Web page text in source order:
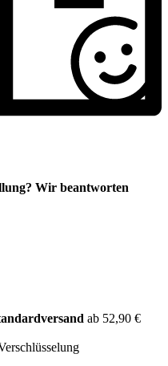
Wir beantworten
ab 52,90 €